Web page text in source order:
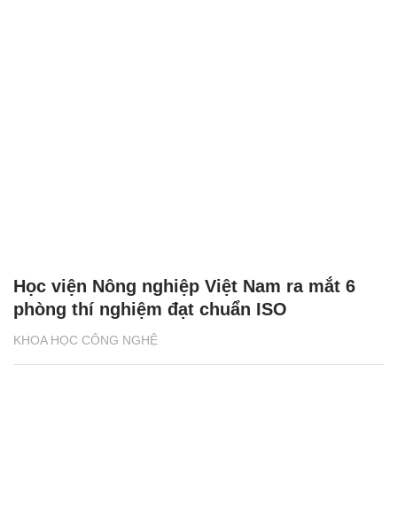
KHOA HỌC CÔNG NGHỆ
Học viện Nông nghiệp Việt Nam ra mắt 6
phòng thí nghiệm đạt chuẩn ISO